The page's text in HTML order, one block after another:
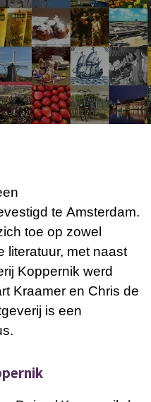
te Amsterdam.
toe op zowel
literatuur, met naast
Koppernik werd
Kraamer en Chris de
is een